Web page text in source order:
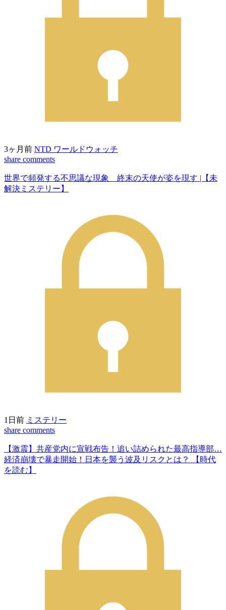
3ヶ月前 NTD ワールドウォッチ
share comments
世界で頻発する不思議な現象 終末の天使が姿を現す |【未
解決ミステリー】
1日前 ミステリー
share comments
【激震】共産党内に宣戦布告！追い詰められた最高指導部…
経済崩壊で暴走開始！日本を襲う波及リスクとは？ 【時代
を読む】